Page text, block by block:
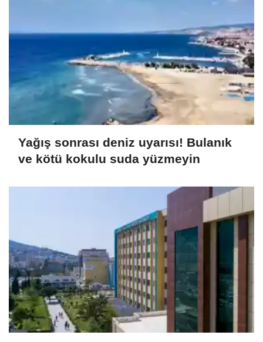
Yağış sonrası deniz uyarısı! Bulanık
ve kötü kokulu suda yüzmeyin